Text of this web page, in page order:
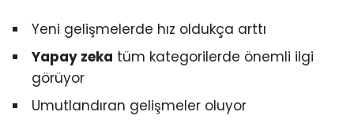
Yeni gelişmelerde hız oldukça arttı
Yapay zeka tüm kategorilerde önemli ilgi
görüyor
Umutlandıran gelişmeler oluyor